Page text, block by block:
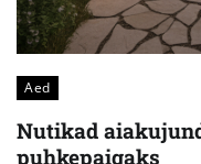
Aed
Nutikad
puhkepaigaks